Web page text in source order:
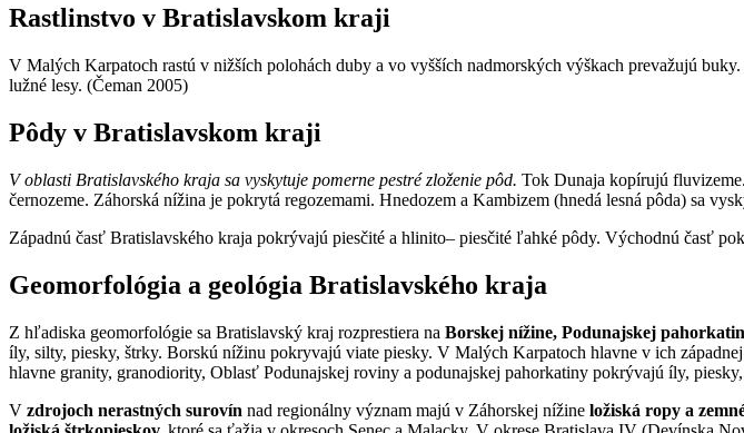
Rastlinstvo v Bratislavskom kraji
V Malých Karpatoch rastú v nižších polohách duby a vo vyšších nadmorských výškach prevažujú
lužné lesy. (Čeman 2005)
Pôdy v Bratislavskom kraji
V oblasti Bratislavského kraja sa vyskytuje pomerne pestré zloženie pôd. Tok Dunaja kopírujú
černozeme. Záhorská nížina je pokrytá regozemami. Hnedozem a Kambizem (hnedá lesná pôda) sa
Západnú časť Bratislavského kraja pokrývajú piesčité a hlinito– piesčité ľahké pôdy. Východnú časť
Geomorfológia a geológia Bratislavského kraja
Z hľadiska geomorfológie sa Bratislavský kraj rozprestiera na Borskej nížine, Podunajskej
íly, silty, piesky, štrky. Borskú nížinu pokryvajú viate piesky. V Malých Karpatoch hlavne v ich
hlavne granity, granodiority, Oblasť Podunajskej roviny a podunajskej pahorkatiny pokrývajú íly,
V zdrojoch nerastných surovín nad regionálny význam majú v Záhorskej nížine ložiská ropy a